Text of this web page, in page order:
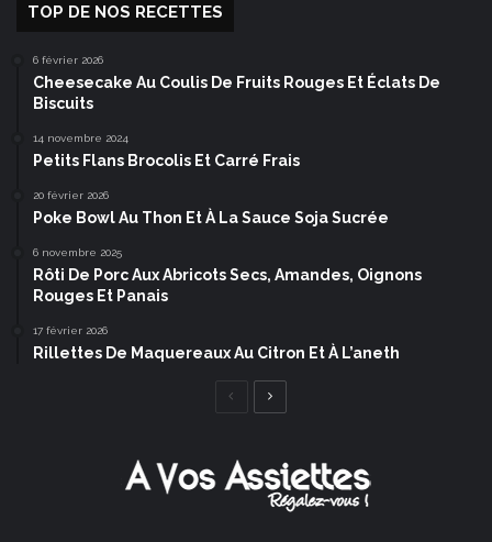
TOP DE NOS RECETTES
6 février 2026
Cheesecake Au Coulis De Fruits Rouges Et Éclats De
Biscuits
14 novembre 2024
Petits Flans Brocolis Et Carré Frais
20 février 2026
Poke Bowl Au Thon Et À La Sauce Soja Sucrée
6 novembre 2025
Rôti De Porc Aux Abricots Secs, Amandes, Oignons
Rouges Et Panais
17 février 2026
Rillettes De Maquereaux Au Citron Et À L’aneth
Page